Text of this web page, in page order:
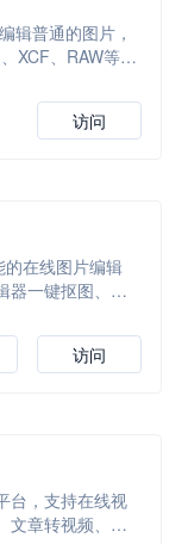
辑普通的图片，
XCF、RAW等，
访问
在线图片编辑
器一键抠图、改
访问
台，支持在线视
文章转视频、数